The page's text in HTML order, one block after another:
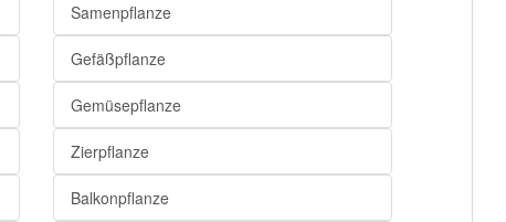
Samenpflanze
Gefäßpflanze
Gemüsepflanze
Zierpflanze
Balkonpflanze